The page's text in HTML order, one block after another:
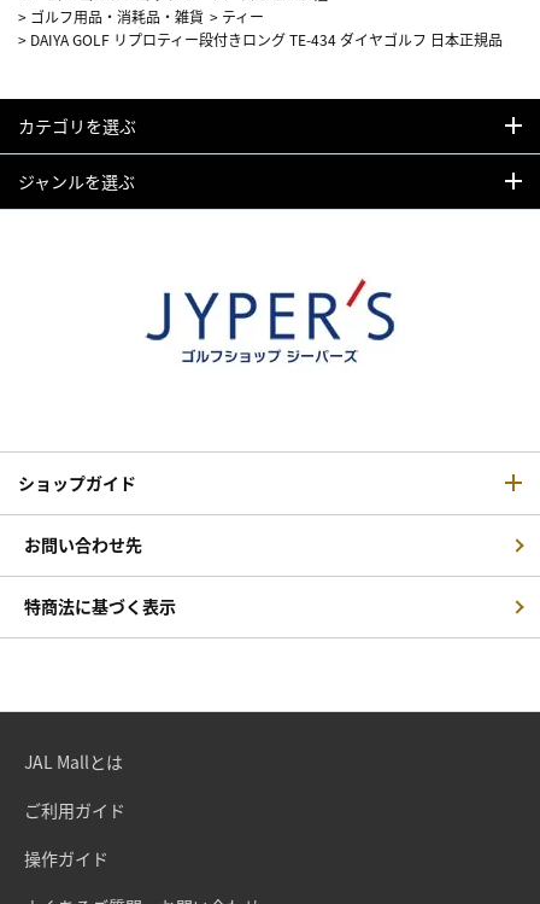
> ゴルフ用品・消耗品・雑貨 > ティー
> DAIYA GOLF リプロティー段付きロング TE-434 ダイヤゴルフ 日本正規品
カテゴリを選ぶ
ジャンルを選ぶ
ショップガイド
お問い合わせ先
特商法に基づく表示
JAL Mallとは
ご利用ガイド
操作ガイド